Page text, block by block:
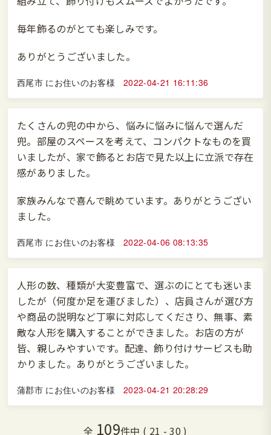
毎年飾るのがとても楽しみです。
ありがとうございました。
西尾市 にお住いのお客様2022-04-21 16:11:36
たくさんの兜の中から、悩みに悩みに悩んで選んだ
兜。部屋のスペースを考えて、コンパクトなものを買
いましたが、家で飾るとお店で見た以上に立派で存在
感がありました。
家族みんなで喜んで眺めています。ありがとうござい
ました。
西尾市 にお住いのお客様2022-04-06 08:13:35
人形の数、種類が大変豊富で、選ぶのにとても迷いま
したが（何度か足を運びました）、店員さんが選び方
や商品の説明など丁寧に対応してくださり、無事、素
敵な人形を購入することができました。お店の方が
皆、親しみやすいです。配達、飾り付けサービスも助
かりました。ありがとうございました。
蒲郡市 にお住いのお客様2023-04-21 20:28:29
全 109件中 ( 21 - 30 )